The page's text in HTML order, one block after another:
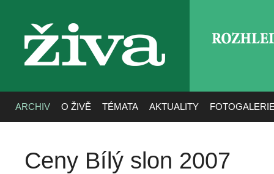
živa
ARCHIV O ŽIVĚ TÉMATA AKTUALITY
Ceny Bílý slon 2007